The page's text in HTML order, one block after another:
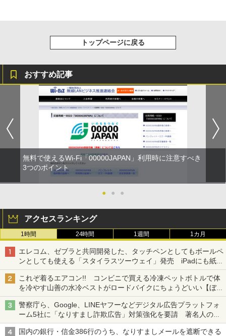
トップページに戻る
おすすめ記事
無料で使えるWi-Fi「00000JAPAN」利用時に注意すべき
3つのポイント
● ● ●
アクセスランキング
1時間 24時間 1週間 1カ月
エレコム、ゼブラと共同開発した、タッチペンとしてもボールペ
ンとしても使える「スタイラスツーウェイ」発売 iPadにも紙に
も、持ち替えずに書き込める
これぞ着るエアコン!! コンビニで買える冷凍ペットボトルで体
を冷やす山善の水冷ベストがロードバイクにちょうどいい【ぼっ
ち・ざ・ろーど！その14】【空いた時間でなにしてる？】
警察庁ら、Google、LINEヤフーなどデジタル広告プラットフォ
ーム5社に「なりすまし詐欺広告」対策強化を要請 著名人の写
真や映像を使った投資詐欺などへの対策として
国内の銀行・信金386行のうち、なりすましメールを遮断できる